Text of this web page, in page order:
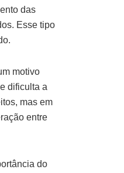
das
Esse tipo
motivo
dificulta a
mas em
entre
do